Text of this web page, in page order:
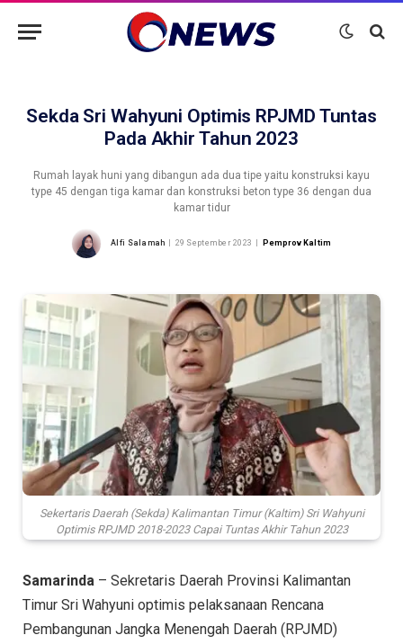
Sekda Sri Wahyuni Optimis RPJMD Tuntas
Pada Akhir Tahun 2023
Rumah layak huni yang dibangun ada dua tipe yaitu konstruksi kayu
type 45 dengan tiga kamar dan konstruksi beton type 36 dengan dua
kamar tidur
Alfi Salamah 29 September 2023 Pemprov Kaltim
Sekertaris Daerah (Sekda) Kalimantan Timur (Kaltim) Sri Wahyuni
Optimis RPJMD 2018-2023 Capai Tuntas Akhir Tahun 2023
Samarinda – Sekretaris Daerah Provinsi Kalimantan
Timur Sri Wahyuni optimis pelaksanaan Rencana
Pembangunan Jangka Menengah Daerah (RPJMD)